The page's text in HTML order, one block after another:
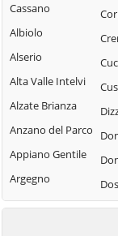
Cassano
Albiolo
Alserio
Alta Valle Intelvi
Alzate Brianza
Anzano del Parco
Appiano Gentile
Argegno
Arosio